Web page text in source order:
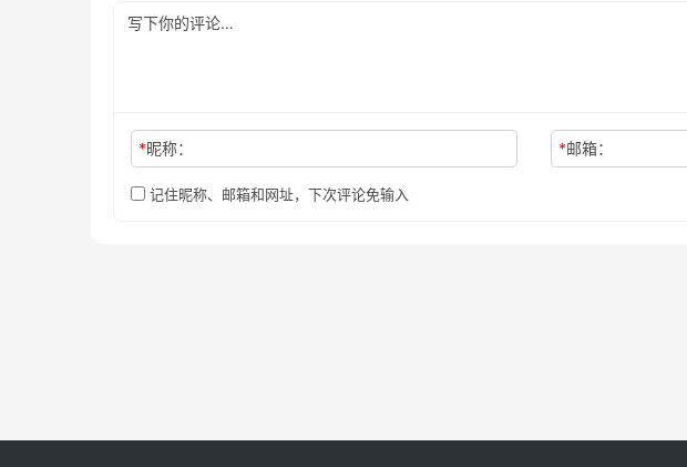
*昵称： *邮箱：
记住昵称、邮箱和网址，下次评论免输入